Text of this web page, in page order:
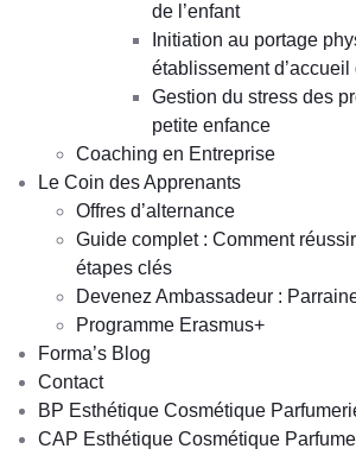
de l’enfant
Initiation au portage
établissement
Gestion du stress des
petite enfance
Coaching en Entreprise
Le Coin des Apprenants
Offres d’alternance
Guide complet : Comment
étapes clés
Devenez Ambassadeur :
Programme Erasmus+
Forma’s Blog
Contact
BP Esthétique Cosmétique
CAP Esthétique Cosmétique